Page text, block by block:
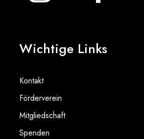
Wichtige Links
Kontakt
Förderverein
Mitgliedschaft
Spenden